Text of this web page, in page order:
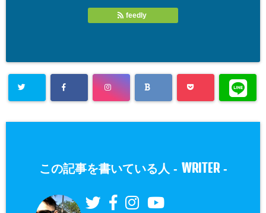
feedly
この記事を書いている人 - WRITER-